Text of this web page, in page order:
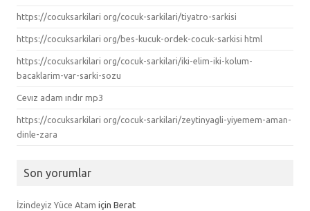
https://cocuksarkilari org/cocuk-sarkilari/tiyatro-sarkisi
https://cocuksarkilari org/bes-kucuk-ordek-cocuk-sarkisi html
https://cocuksarkilari org/cocuk-sarkilari/iki-elim-iki-kolum-
bacaklarim-var-sarki-sozu
Cevız adam ındır mp3
https://cocuksarkilari org/cocuk-sarkilari/zeytinyagli-yiyemem-aman-
dinle-zara
Son yorumlar
İzindeyiz Yüce Atam için Berat